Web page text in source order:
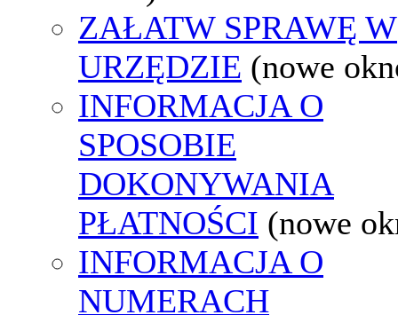
ZAŁATW SPRAWĘ W
URZĘDZIE (nowe
INFORMACJA O
SPOSOBIE
DOKONYWANIA
PŁATNOŚCI (nowe
INFORMACJA O
NUMERACH